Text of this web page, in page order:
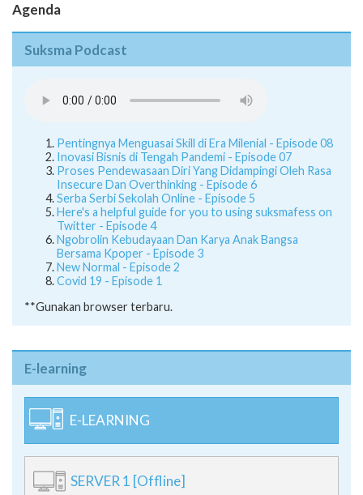
Agenda
Suksma Podcast
Pentingnya Menguasai Skill di Era Milenial - Episode 08
Inovasi Bisnis di Tengah Pandemi - Episode 07
Proses Pendewasaan Diri Yang Didampingi Oleh Rasa
Insecure Dan Overthinking - Episode 6
Serba Serbi Sekolah Online - Episode 5
Here's a helpful guide for you to using suksmafess on
Twitter - Episode 4
Ngobrolin Kebudayaan Dan Karya Anak Bangsa
Bersama Kpoper - Episode 3
New Normal - Episode 2
Covid 19 - Episode 1
**Gunakan browser terbaru.
E-learning
E-LEARNING
SERVER 1 [Offline]